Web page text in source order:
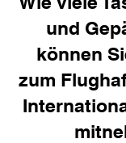
und
können
zum